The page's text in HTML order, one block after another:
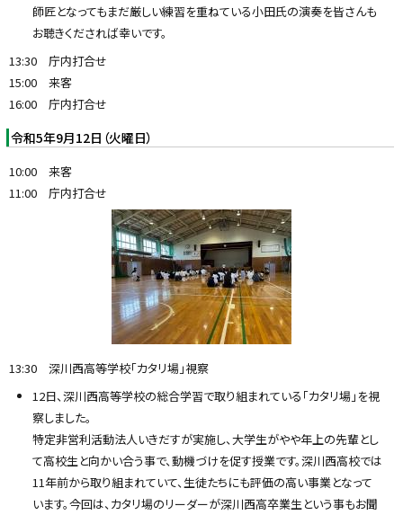
師匠となってもまだ厳しい練習を重ねている小田氏の演奏を皆さんも
お聴きくだされば幸いです。
13:30 庁内打合せ
15:00 来客
16:00 庁内打合せ
令和5年9月12日（火曜日）
10:00 来客
11:00 庁内打合せ
13:30 深川西高等学校「カタリ場」視察
12日、深川西高等学校の総合学習で取り組まれている「カタリ場」を視
察しました。
特定非営利活動法人いきだすが実施し、大学生がやや年上の先輩とし
て高校生と向かい合う事で、動機づけを促す授業です。深川西高校では
11年前から取り組まれていて、生徒たちにも評価の高い事業となって
います。今回は、カタリ場のリーダーが深川西高卒業生という事もお聞